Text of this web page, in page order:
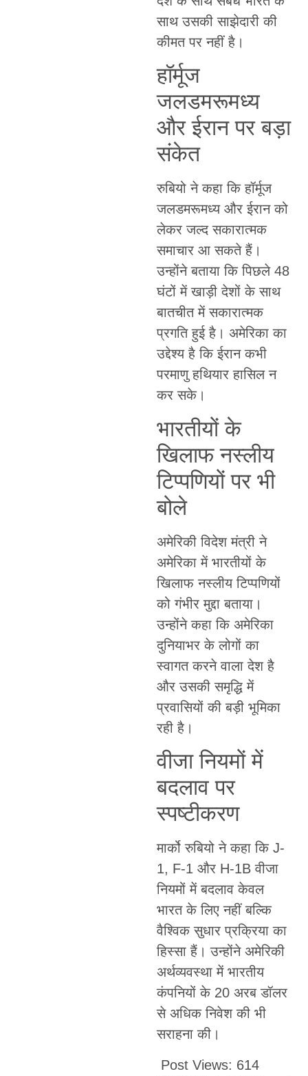
साथ उसकी साझेदारी की
कीमत पर नहीं है।
हॉर्मूज
जलडमरूमध्य
और ईरान पर बड़ा
संकेत
रुबियो ने कहा कि हॉर्मूज
जलडमरूमध्य और ईरान को
लेकर जल्द सकारात्मक
समाचार आ सकते हैं।
उन्होंने बताया कि पिछले 48
घंटों में खाड़ी देशों के साथ
बातचीत में सकारात्मक
प्रगति हुई है। अमेरिका का
उद्देश्य है कि ईरान कभी
परमाणु हथियार हासिल न
कर सके।
भारतीयों के
खिलाफ नस्लीय
टिप्पणियों पर भी
बोले
अमेरिकी विदेश मंत्री ने
अमेरिका में भारतीयों के
खिलाफ नस्लीय टिप्पणियों
को गंभीर मुद्दा बताया।
उन्होंने कहा कि अमेरिका
दुनियाभर के लोगों का
स्वागत करने वाला देश है
और उसकी समृद्धि में
प्रवासियों की बड़ी भूमिका
रही है।
वीजा नियमों में
बदलाव पर
स्पष्टीकरण
मार्को रुबियो ने कहा कि J-
1, F-1 और H-1B वीजा
नियमों में बदलाव केवल
भारत के लिए नहीं बल्कि
वैश्विक सुधार प्रक्रिया का
हिस्सा हैं। उन्होंने अमेरिकी
अर्थव्यवस्था में भारतीय
कंपनियों के 20 अरब डॉलर
से अधिक निवेश की भी
सराहना की।
Post Views: 614